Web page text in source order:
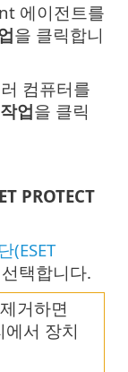
에이전트를
을 클릭합니
컴퓨터를
업을 클릭
PROTECT
(ESET
택합니다.
거하면
에서 장치